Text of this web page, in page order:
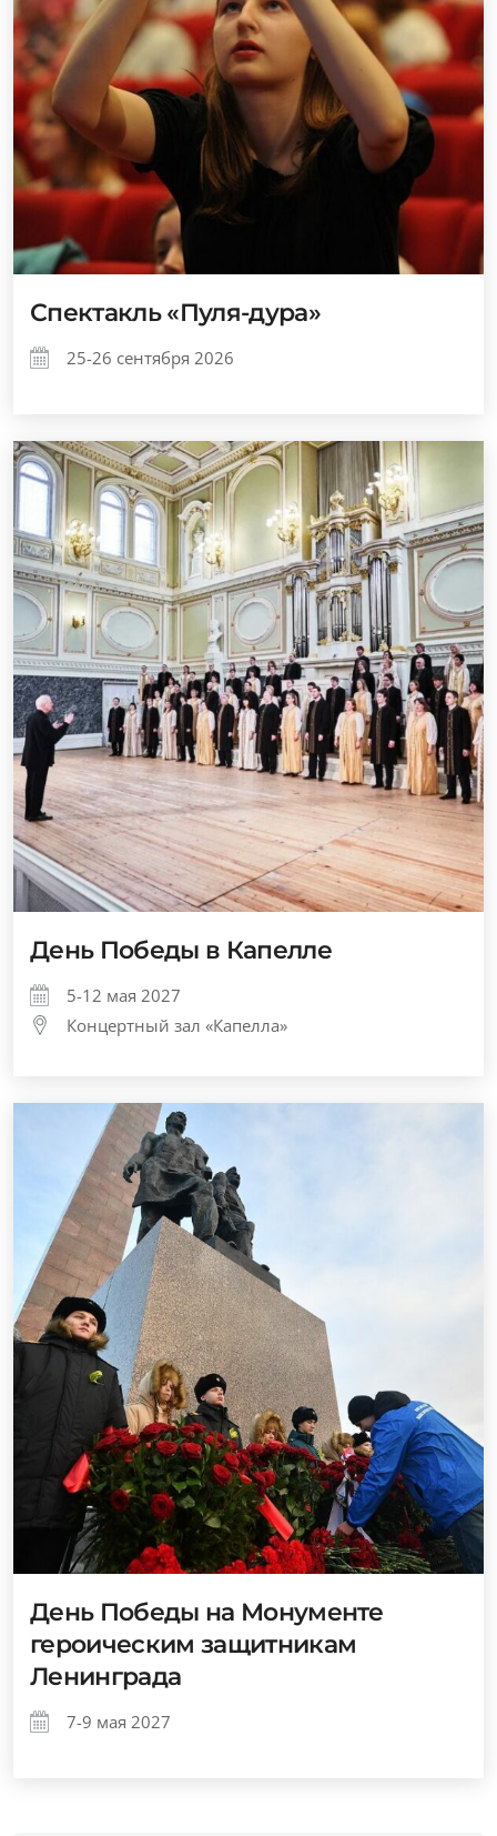
Спектакль «Пуля-дура»
25-26 сентября 2026
День Победы в Капелле
5-12 мая 2027
Концертный зал «Капелла»
День Победы на Монументе
героическим защитникам
Ленинграда
7-9 мая 2027